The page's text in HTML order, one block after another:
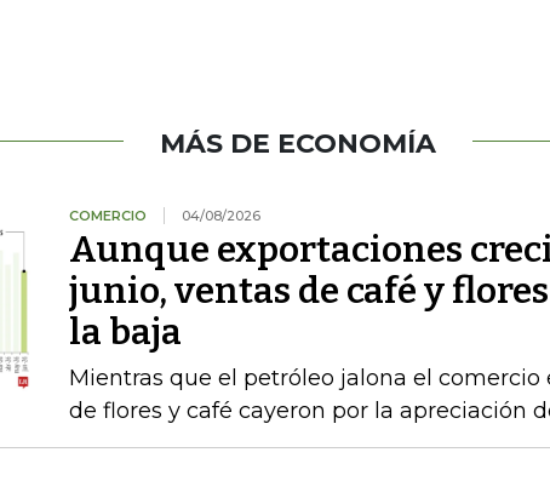
MÁS DE ECONOMÍA
COMERCIO 04/08/2026
Aunque exportaciones
junio, ventas de café y
la baja
Mientras que el petróleo jalona el comercio
de flores y café cayeron por la apreciación